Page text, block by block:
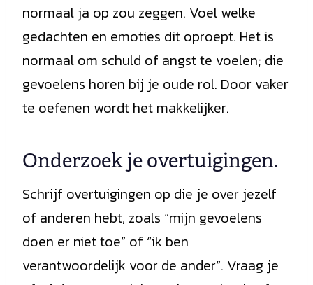
normaal ja op zou zeggen. Voel welke
gedachten en emoties dit oproept. Het is
normaal om schuld of angst te voelen; die
gevoelens horen bij je oude rol. Door vaker
te oefenen wordt het makkelijker.
Onderzoek je overtuigingen.
Schrijf overtuigingen op die je over jezelf
of anderen hebt, zoals “mijn gevoelens
doen er niet toe” of “ik ben
verantwoordelijk voor de ander”. Vraag je